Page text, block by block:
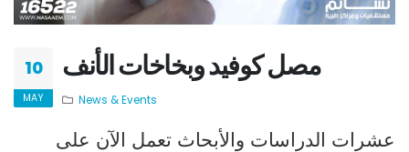
10
MAY
مصل كوفيد وبخاخات الأنف
News & Events
عشرات الدراسات والأبحاث تعمل الآن على